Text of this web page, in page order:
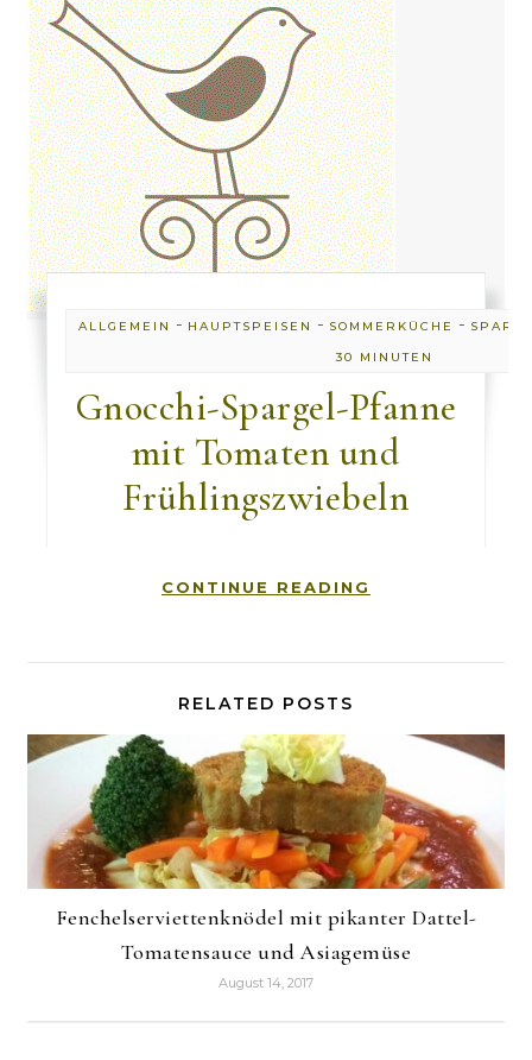
ALLGEMEIN - HAUPTSPEISEN - SOMMERKÜCHE -
30 MINUTEN
Gnocchi-Spargel-Pfanne
mit Tomaten und
Frühlingszwiebeln
CONTINUE READING
RELATED POSTS
Fenchelserviettenknödel mit pikanter Dattel-
Tomatensauce und Asiagemüse
August 14, 2017